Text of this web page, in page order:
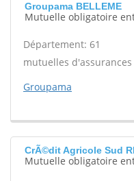
Groupama BELLEME
Mutuelle obligatoire
Département: 61
mutuelles d'assurances
Groupama
CrÃ©dit Agricole Sud
Mutuelle obligatoire